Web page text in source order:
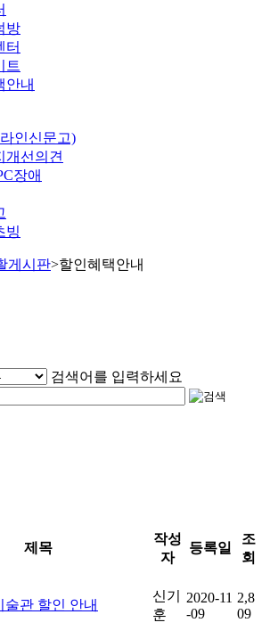
방
터
트
안내
인신문고)
개선의견
장애
빙
게시판>할인혜택안내
검색어를 입력하세요
제목
작성
자
등록일
조
회
술관 할인 안내
신기
훈
2020-11
-09
2,8
09